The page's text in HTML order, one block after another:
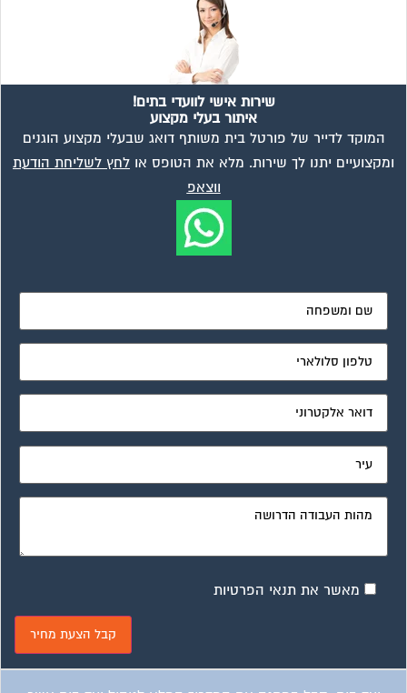
שירות אישי לוועדי בתים!
איתור בעלי מקצוע
המוקד לדייר של פורטל בית משותף דואג שבעלי מקצוע הוגנים
ומקצועיים יתנו לך שירות. מלא את הטופס אולחץ לשליחת הודעת
ווצאפ
מאשר את תנאי הפרטיות